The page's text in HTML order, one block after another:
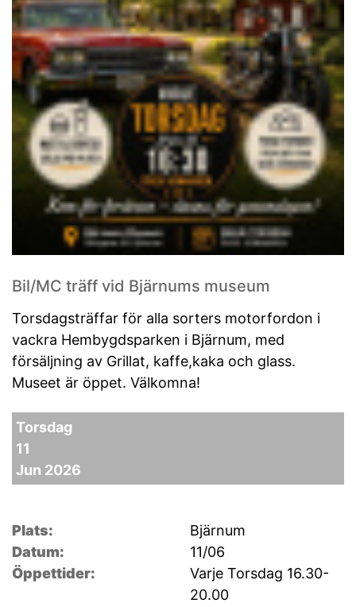
Bil/MC träff vid Bjärnums museum
Torsdagsträffar för alla sorters motorfordon i
vackra Hembygdsparken i Bjärnum, med
försäljning av Grillat, kaffe,kaka och glass.
Museet är öppet. Välkomna!
Torsdag
11
Jun 2026
Plats:
Bjärnum
Datum:
11/06
Öppettider:
Varje Torsdag 16.30-
20.00